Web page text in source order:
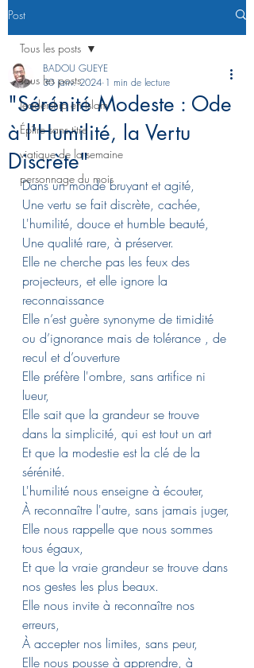
Post
Tous les posts
leadership en Islam
Épître sans titre
viatique de la semaine
personnage du mois
Tous les posts
"Sérénité Modeste : Ode
à l'Humilité, la Vertu
Discrète"
BADOU GUEYE
30 janv. 2024 1 min de lecture
Dans un monde bruyant et agité,
Une vertu se fait discrète, cachée,
L'humilité, douce et humble beauté,
Une qualité rare, à préserver.
Elle ne cherche pas les feux des
projecteurs, et elle ignore la
reconnaissance
Elle n’est guère synonyme de timidité
ou d’ignorance mais de tolérance , de
recul et d’ouverture
Elle préfère l'ombre, sans artifice ni
lueur,
Elle sait que la grandeur se trouve
dans la simplicité, qui est tout un art
Et que la modestie est la clé de la
sérénité.
L'humilité nous enseigne à écouter,
À reconnaître l'autre, sans jamais juger,
Elle nous rappelle que nous sommes
tous égaux,
Et que la vraie grandeur se trouve dans
nos gestes les plus beaux.
Elle nous invite à reconnaître nos
erreurs,
À accepter nos limites, sans peur,
Elle nous pousse à apprendre, à